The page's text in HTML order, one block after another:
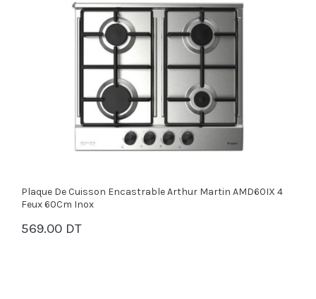
Plaque De Cuisson Encastrable Arthur Martin AMD60IX 4
Feux 60Cm Inox
569.00 DT
PANIER